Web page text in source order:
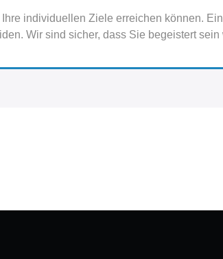
individuellen Ziele erreichen können.
Wir sind sicher, dass Sie begeistert sein